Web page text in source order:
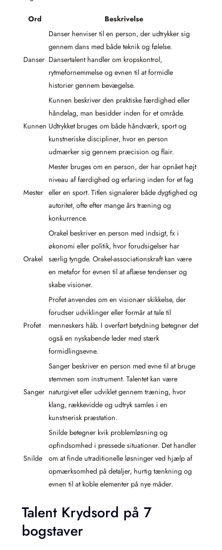
Ord Beskrivelse
Danser
Danser henviser til en person, der udtrykker sig
gennem dans med både teknik og følelse.
Dansertalent handler om kropskontrol,
rytmefornemmelse og evnen til at formidle
historier gennem bevægelse.
Kunnen
Kunnen beskriver den praktiske færdighed eller
håndelag, man besidder inden for et område.
Udtrykket bruges om både håndværk, sport og
kunstneriske discipliner, hvor en person
udmærker sig gennem præcision og flair.
Mester
Mester bruges om en person, der har opnået højt
niveau af færdighed og erfaring inden for et fag
eller en sport. Titlen signalerer både dygtighed og
autoritet, ofte efter mange års træning og
konkurrence.
Orakel
Orakel beskriver en person med indsigt, fx i
økonomi eller politik, hvor forudsigelser har
særlig tyngde. Orakel-associationskraft kan være
en metafor for evnen til at aflæse tendenser og
skabe visioner.
Profet
Profet anvendes om en visionær skikkelse, der
forudser udviklinger eller formår at tale til
menneskers håb. I overført betydning betegner det
også en nyskabende leder med stærk
formidlingsevne.
Sanger
Sanger beskriver en person med evne til at bruge
stemmen som instrument. Talentet kan være
naturgivet eller udviklet gennem træning, hvor
klang, rækkevidde og udtryk samles i en
kunstnerisk præstation.
Snilde
Snilde betegner kvik problemløsning og
opfindsomhed i pressede situationer. Det handler
om at finde utraditionelle løsninger ved hjælp af
opmærksomhed på detaljer, hurtig tænkning og
evnen til at koble elementer på nye måder.
Talent Krydsord på 7
bogstaver